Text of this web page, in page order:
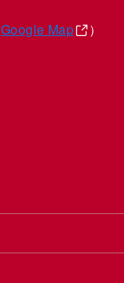
Google Map ）